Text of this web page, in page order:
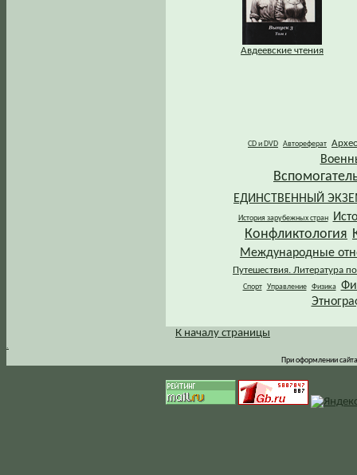
Авдеевские чтения
CD и DVD Автореферат
ЕДИНСТВЕННЫЙ
История зарубежных стран
Конфликтология
Международные
Путешествия. Литература
Спорт Управление Физика
.
К началу страницы
При оформлении